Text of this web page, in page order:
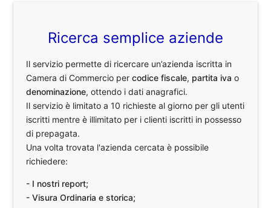
Ricerca semplice aziende
Il servizio permette di ricercare un’azienda iscritta in
Camera di Commercio percodice fiscale, partita iva o
denominazione, ottendo i dati anagrafici.
Il servizio è limitato a 10 richieste al giorno per gli utenti
iscritti mentre è illimitato per i clienti iscritti in possesso
di prepagata.
Una volta trovata l'azienda cercata è possibile
richiedere:
- I nostri report;
- Visura Ordinaria e storica;